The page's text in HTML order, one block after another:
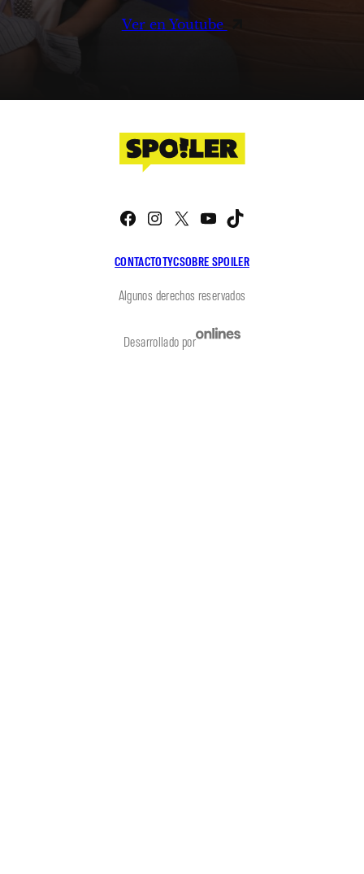
Ver en Youtube
CONTACTOTYCSOBRE SPOILER
Facebook
Instagram
X YouTube
Algunos derechos reservados
Desarrollado por